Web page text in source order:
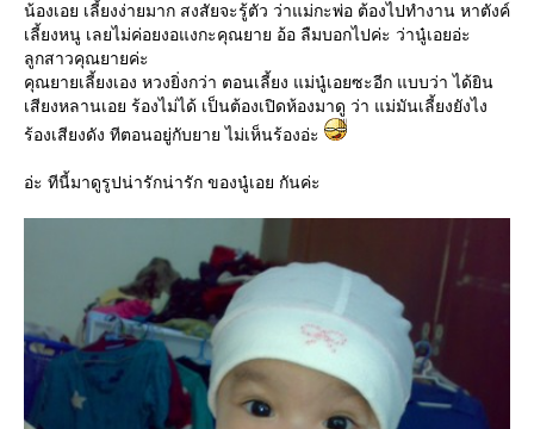
น้องเอย เลี้ยงง่ายมาก สงสัยจะรู้ตัว ว่าแม่กะพ่อ ต้องไปทำงาน หาตังค์
เลี้ยงหนู เลยไม่ค่อยงอแงกะคุณยาย อ้อ ลืมบอกไปค่ะ ว่านู๋เอยอ่ะ
ลูกสาวคุณยายค่ะ
คุณยายเลี้ยงเอง หวงยิ่งกว่า ตอนเลี้ยง แม่นู๋เอยซะอีก แบบว่า ได้ยิน
เสียงหลานเอย ร้องไม่ได้ เป็นต้องเปิดห้องมาดู ว่า แม่มันเลี้ยงยังไง
ร้องเสียงดัง ทีตอนอยู่กับยาย ไม่เห็นร้องอ่ะ
อ่ะ ทีนี้มาดูรูปน่ารักน่ารัก ของนู๋เอย กันค่ะ